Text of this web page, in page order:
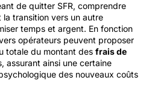
de quitter SFR, comprendre
transition vers un autre
temps et argent. En fonction
opérateurs peuvent proposer
totale du montant des frais de
assurant ainsi une certaine
des nouveaux coûts